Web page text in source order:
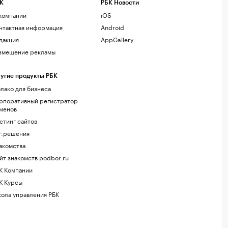
информация
рекламы
продукты РБК
для бизнеса
регистратор
сайтов
знакомств podbor.ru
Компании
Курсы
управления РБК
РБК Новости
iOS
Android
AppGallery